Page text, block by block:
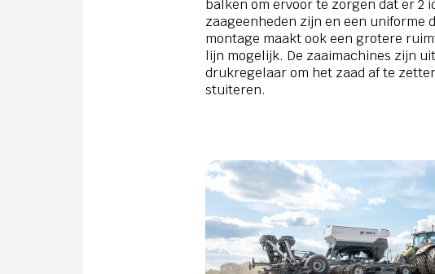
balken om ervoor te zorgen dat er 2
zaageenheden zijn en een uniforme
montage maakt ook een grotere
lijn mogelijk. De zaaimachines zijn
drukregelaar om het zaad af te
stuiteren.